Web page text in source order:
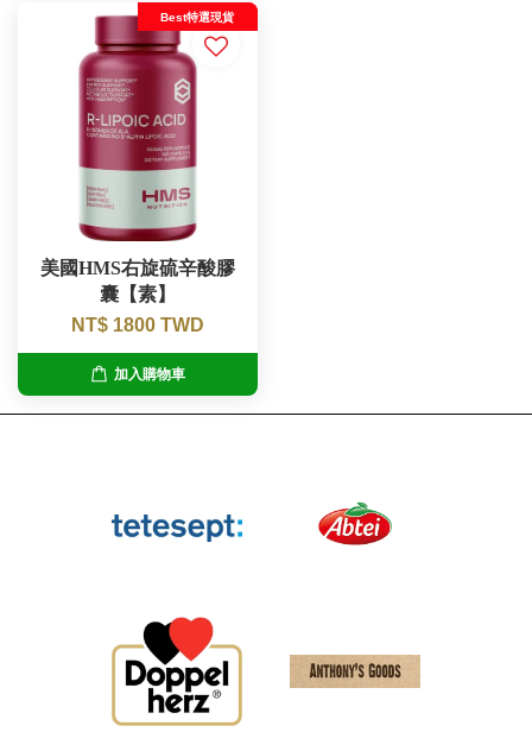
Best特選現貨
美國HMS右旋硫辛酸膠
囊【素】
NT$ 1800 TWD
加入購物車